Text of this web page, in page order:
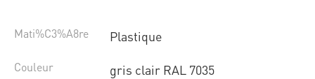
Mati%C3%A8re Plastique
Couleur gris clair RAL 7035